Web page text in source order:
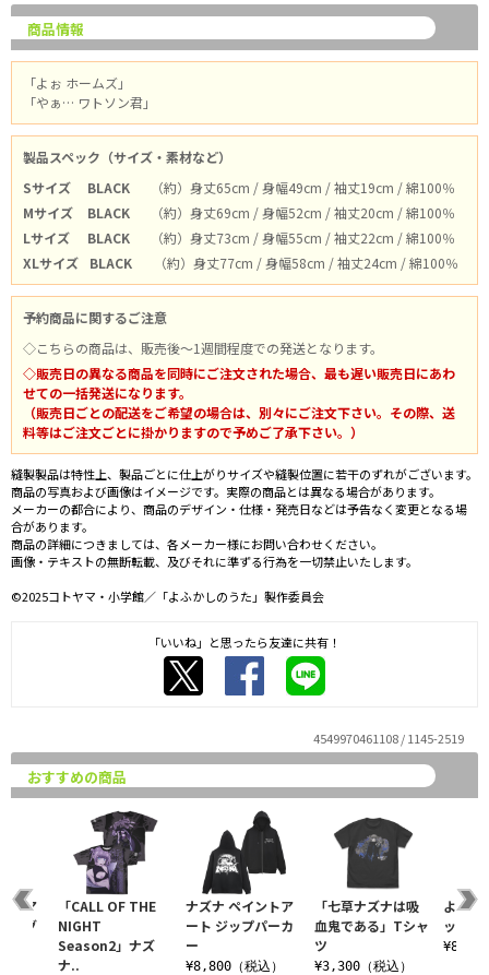
商品情報
「よぉ ホームズ」
「やぁ… ワトソン君」
製品スペック（サイズ・素材など）
Sサイズ
BLACK
（約）身丈65cm / 身幅49cm / 袖丈19cm / 綿100％
Mサイズ
BLACK
（約）身丈69cm / 身幅52cm / 袖丈20cm / 綿100％
Lサイズ
BLACK
（約）身丈73cm / 身幅55cm / 袖丈22cm / 綿100％
XLサイズ
BLACK （約）身丈77cm / 身幅58cm / 袖丈24cm / 綿100％
予約商品に関するご注意
◇こちらの商品は、販売後～1週間程度での発送となります。
◇販売日の異なる商品を同時にご注文された場合、最も遅い販売日にあわ
せての一括発送になります。
（販売日ごとの配送をご希望の場合は、別々にご注文下さい。その際、送
料等はご注文ごとに掛かりますので予めご了承下さい。）
縫製製品は特性上、製品ごとに仕上がりサイズや縫製位置に若干のずれがございます。
商品の写真および画像はイメージです。実際の商品とは異なる場合があります。
メーカーの都合により、商品のデザイン・仕様・発売日などは予告なく変更となる場
合があります。
商品の詳細につきましては、各メーカー様にお問い合わせください。
画像・テキストの無断転載、及びそれに準ずる行為を一切禁止いたします。
©2025コトヤマ・小学館／「よふかしのうた」製作委員会
「いいね」と思ったら友達に共有！
4549970461108 / 1145-2519
おすすめの商品
ナズナ ペイントア
ート ジップパーカ
ー
¥8,800（税込）
「七草ナズナは吸
血鬼である」Tシャ
ツ
¥3,300（税込）
よふか
ップパ
¥8,800
トア
ング
「CALL OF THE
NIGHT
Season2」ナズ
ナ..